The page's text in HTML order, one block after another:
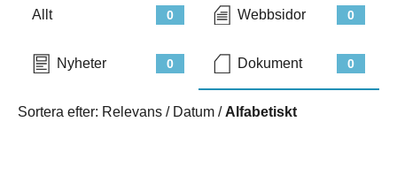
0
Allt 0
Webbsidor
0
Nyheter 0
Dokument
Sortera efter: Relevans / Datum / Alfabetiskt